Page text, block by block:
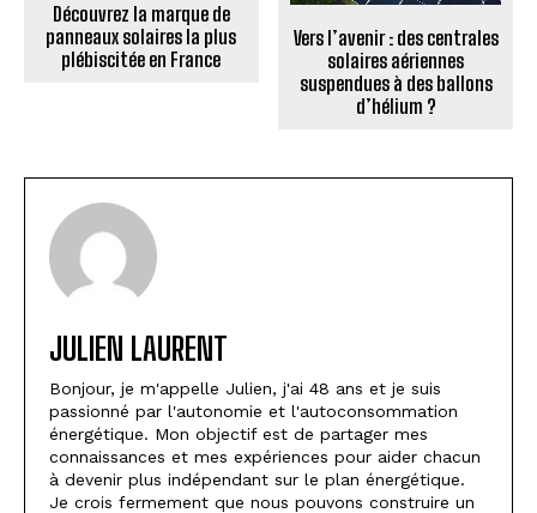
Découvrez la marque de
panneaux solaires la plus
plébiscitée en France
Vers l’avenir : des centrales
solaires aériennes
suspendues à des ballons
d’hélium ?
JULIEN LAURENT
Bonjour, je m'appelle Julien, j'ai 48 ans et je suis
passionné par l'autonomie et l'autoconsommation
énergétique. Mon objectif est de partager mes
connaissances et mes expériences pour aider chacun
à devenir plus indépendant sur le plan énergétique.
Je crois fermement que nous pouvons construire un